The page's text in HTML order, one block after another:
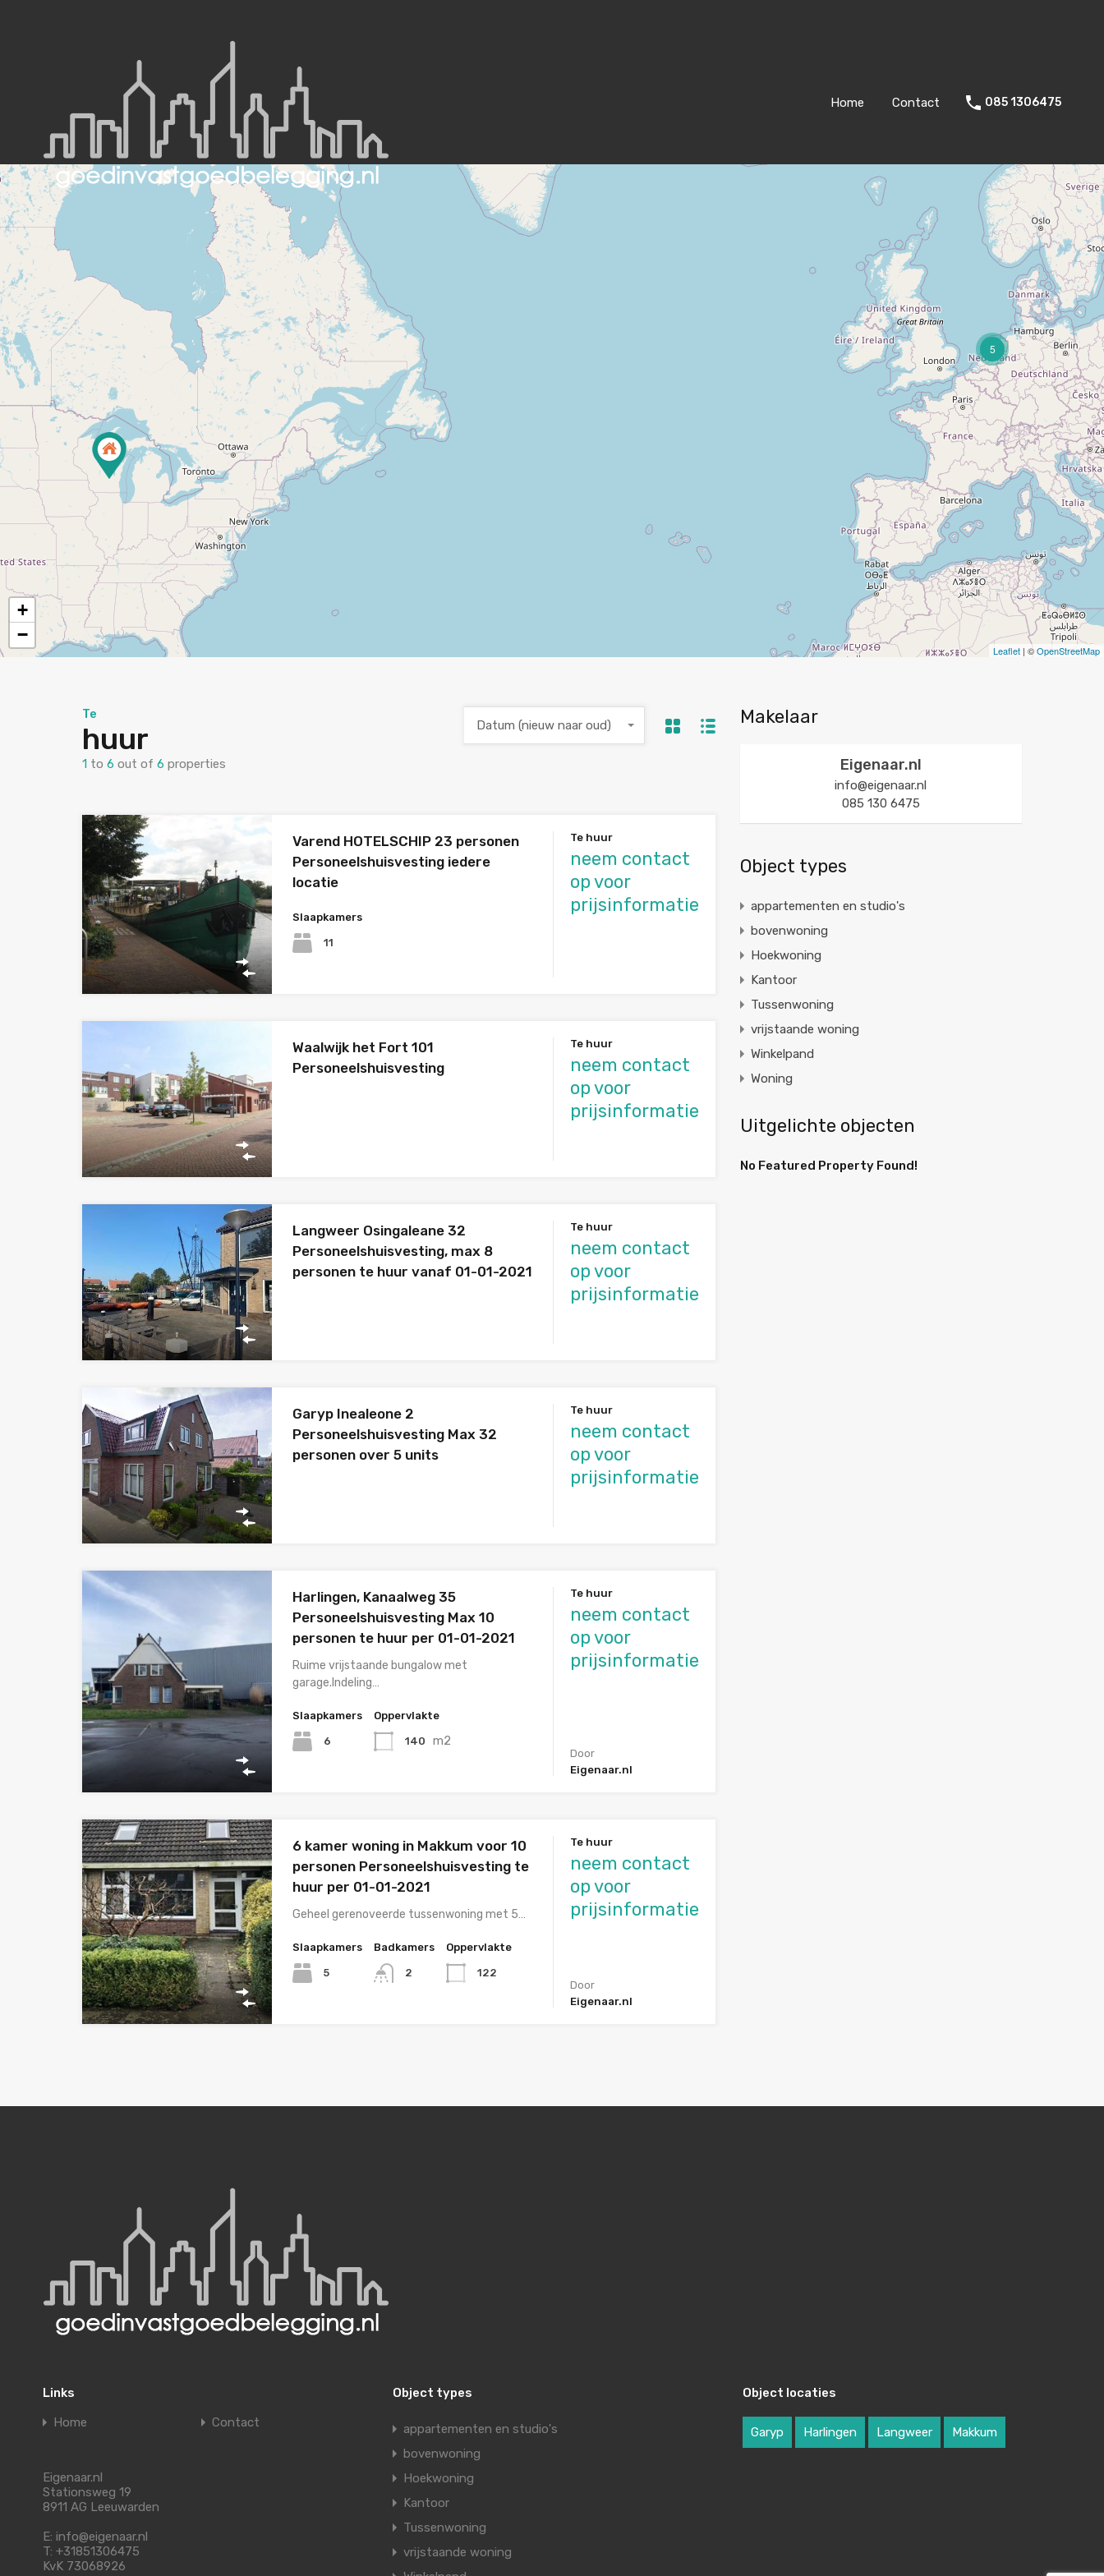
Home Contact 085 1306475
5
+
−
Leaflet | ©OpenStreetMap
Te
huur
1 to 6 out of 6 properties
Datum (nieuw naar oud)
Varend HOTELSCHIP 23 personen
Personeelshuisvesting iedere
locatie
Slaapkamers
11
Te huur
neem contact
op voor
prijsinformatie
Waalwijk het Fort 101
Personeelshuisvesting
Te huur
neem contact
op voor
prijsinformatie
Langweer Osingaleane 32
Personeelshuisvesting, max 8
personen te huur vanaf 01-01-2021
Te huur
neem contact
op voor
prijsinformatie
Garyp Inealeone 2
Personeelshuisvesting Max 32
personen over 5 units
Te huur
neem contact
op voor
prijsinformatie
Harlingen, Kanaalweg 35
Personeelshuisvesting Max 10
personen te huur per 01-01-2021
Ruime vrijstaande bungalow met
garage.Indeling…
Slaapkamers
6
Oppervlakte
140 m2
Te huur
neem contact
op voor
prijsinformatie
Door
Eigenaar.nl
6 kamer woning in Makkum voor 10
personen Personeelshuisvesting te
huur per 01-01-2021
Geheel gerenoveerde tussenwoning met 5…
Slaapkamers
5
Badkamers
2
Oppervlakte
122
Te huur
neem contact
op voor
prijsinformatie
Door
Eigenaar.nl
Makelaar
Eigenaar.nl
info@eigenaar.nl
085 130 6475
Object types
appartementen en studio's
bovenwoning
Hoekwoning
Kantoor
Tussenwoning
vrijstaande woning
Winkelpand
Woning
Uitgelichte objecten
No Featured Property Found!
Links
Home
Contact
Eigenaar.nl
Stationsweg 19
8911 AG Leeuwarden
E: info@eigenaar.nl
T: +31851306475
KvK 73068926
Object types
appartementen en studio's
bovenwoning
Hoekwoning
Kantoor
Tussenwoning
vrijstaande woning
Object locaties
Garyp Harlingen Langweer Makkum